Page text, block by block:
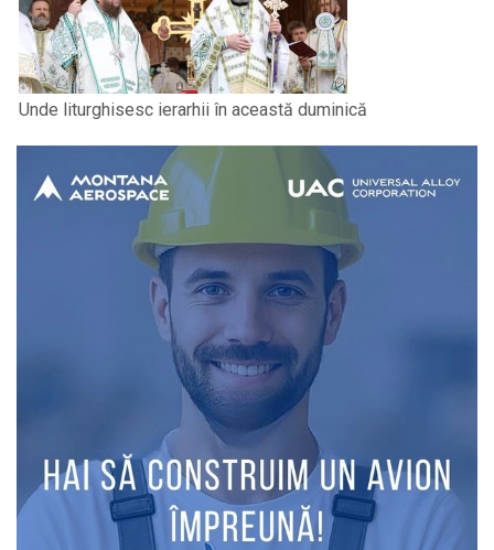
Unde liturghisesc ierarhii în această duminică